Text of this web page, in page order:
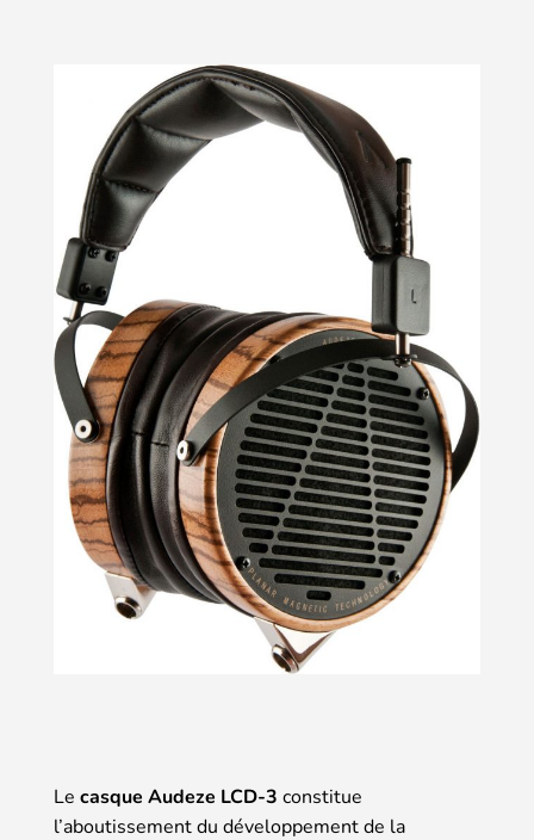
Le casque Audeze LCD-3 constitue
l’aboutissement du développement de la